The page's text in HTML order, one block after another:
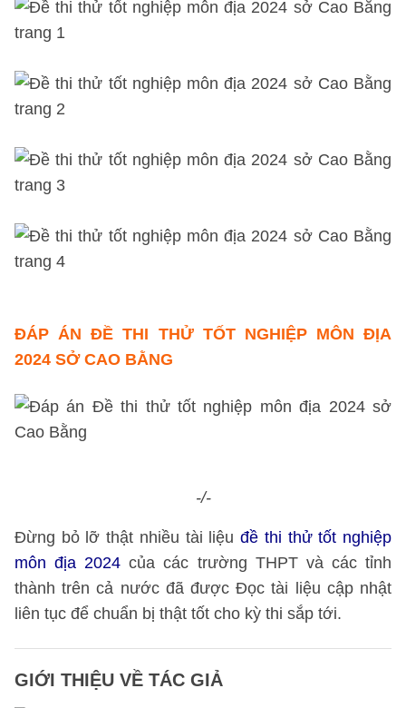
ĐÁP ÁN ĐỀ THI THỬ TỐT NGHIỆP MÔN ĐỊA
2024 SỞ CAO BẰNG
-/-
Đừng bỏ lỡ thật nhiều tài liệuđề thi thử tốt nghiệp
môn địa 2024 của các trường THPT và các tỉnh
thành trên cả nước đã được Đọc tài liệu cập nhật
liên tục để chuẩn bị thật tốt cho kỳ thi sắp tới.
GIỚI THIỆU VỀ TÁC GIẢ